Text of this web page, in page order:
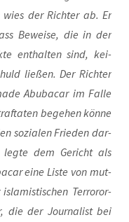
der Rich­ter ab. Er
Bewei­se, die in der
ent­hal­ten sind, kei­
lie­ßen. Der Rich­ter
Abu­ba­car im Fal­le
bege­hen kön­ne
sozia­len Frie­den dar­
dem Gericht als
eine Lis­te von mut­
Ter­ror­or­
die der Jour­na­list bei